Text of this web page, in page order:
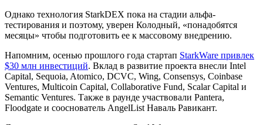
Однако технология StarkDEX пока на стадии альфа-
тестирования и поэтому, уверен Колодный, «понадобятся
месяцы» чтобы подготовить ее к массовому внедрению.
Напомним, осенью прошлого года стартап StarkWare привлек
$30 млн инвестиций. Вклад в развитие проекта внесли Intel
Capital, Sequoia, Atomico, DCVC, Wing, Consensys, Coinbase
Ventures, Multicoin Capital, Collaborative Fund, Scalar Capital и
Semantic Ventures. Также в раунде участвовали Pantera,
Floodgate и сооснователь AngelList Наваль Равикант.